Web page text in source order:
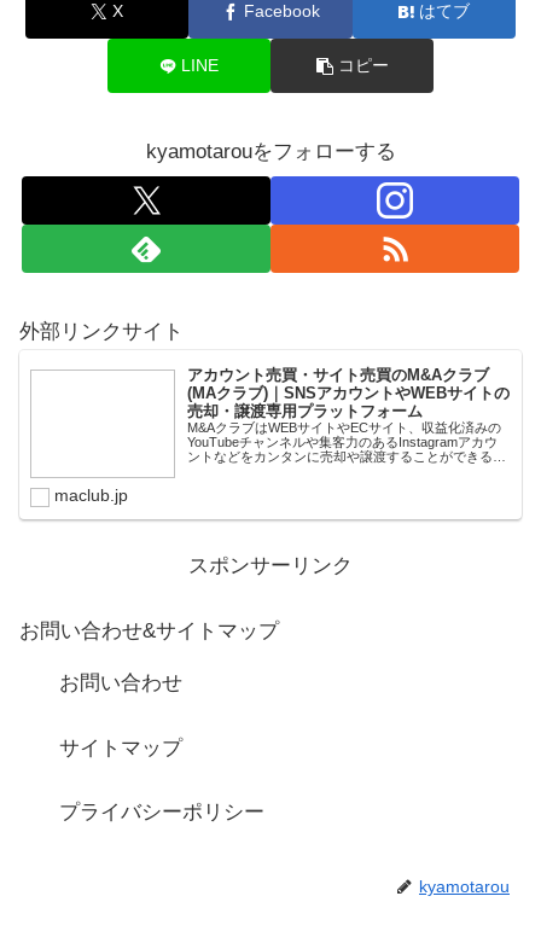
X Facebook はてブ
LINE コピー
kyamotarouをフォローする
外部リンクサイト
アカウント売買・サイト売買のM&Aクラブ
(MAクラブ)｜SNSアカウントやWEBサイトの
売却・譲渡専用プラットフォーム
M&AクラブはWEBサイトやECサイト、収益化済みの
YouTubeチャンネルや集客力のあるInstagramアカウ
ントなどをカンタンに売却や譲渡することができるプ
maclub.jp
スポンサーリンク
お問い合わせ&サイトマップ
お問い合わせ
サイトマップ
プライバシーポリシー
kyamotarou